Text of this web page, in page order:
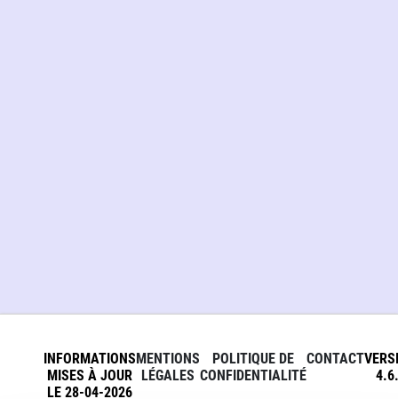
INFORMATIONS
MISES À JOUR
LE 28-04-2026
MENTIONS
LÉGALES
POLITIQUE DE
CONFIDENTIALITÉ
CONTACT